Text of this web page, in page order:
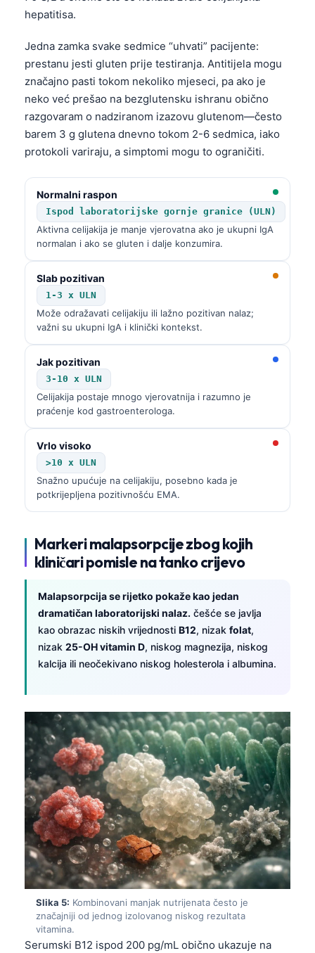
hepatitisa.
Jedna zamka svake sedmice “uhvati” pacijente:
prestanu jesti gluten prije testiranja. Antitijela mogu
značajno pasti tokom nekoliko mjeseci, pa ako je
neko već prešao na bezglutensku ishranu obično
razgovaram o nadziranom izazovu glutenom—često
barem 3 g glutena dnevno tokom 2-6 sedmica, iako
protokoli variraju, a simptomi mogu to ograničiti.
Normalni raspon
Ispod laboratorijske gornje granice (ULN)
Aktivna celijakija je manje vjerovatna ako je ukupni IgA
normalan i ako se gluten i dalje konzumira.
Slab pozitivan
1-3 x ULN
Može odražavati celijakiju ili lažno pozitivan nalaz;
važni su ukupni IgA i klinički kontekst.
Jak pozitivan
3-10 x ULN
Celijakija postaje mnogo vjerovatnija i razumno je
praćenje kod gastroenterologa.
Vrlo visoko
>10 x ULN
Snažno upućuje na celijakiju, posebno kada je
potkrijepljena pozitivnošću EMA.
Markeri malapsorpcije zbog kojih
kliničari pomisle na tanko crijevo
Malapsorpcija se rijetko pokaže kao jedan
dramatičan laboratorijski nalaz. češće se javlja
kao obrazac niskih vrijednosti B12, nizak folat,
nizak 25-OH vitamin D, niskog magnezija, niskog
kalcija ili neočekivano niskog holesterola i albumina.
Slika 5: Kombinovani manjak nutrijenata često je
značajniji od jednog izolovanog niskog rezultata
vitamina.
Serumski B12 ispod 200 pg/mL obično ukazuje na
Gàidhlig
Occitan
العربية المغربية
Afrikaans
Монгол
ພາສາລາວ
Basa Jawa
Cebuano
ئۇيغۇرچە
Кыргызча
Татар теле
Esperanto
Frysk
Ślōnskŏ gŏdka
Norsk bokmål